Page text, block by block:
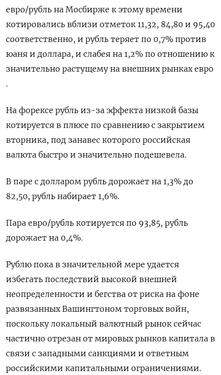
евро/рубль на Мосбирже к этому времени
котировались вблизи отметок 11,32, 84,80 и 95,40
соответственно, и рубль теряет по 0,7% против
юаня и доллара, и слабея на 1,2% по отношению к
значительно растущему на внешних рынках евро
.
На форексе рубль из-за эффекта низкой базы
котируется в плюсе по сравнению с закрытием
вторника, под занавес которого российская
валюта быстро и значительно подешевела.
В паре с долларом рубль дорожает на 1,3% до
82,50, рубль набирает 1,6%.
Пара евро/рубль котируется по 93,85, рубль
дорожает на 0,4%.
Рублю пока в значительной мере удается
избегать последствий высокой внешней
неопределенности и бегства от риска на фоне
развязанных Вашингтоном торговых войн,
поскольку локальный валютный рынок сейчас
частично отрезан от мировых рынков капитала в
связи с западными санкциями и ответным
российскими капитальными ограничениями.